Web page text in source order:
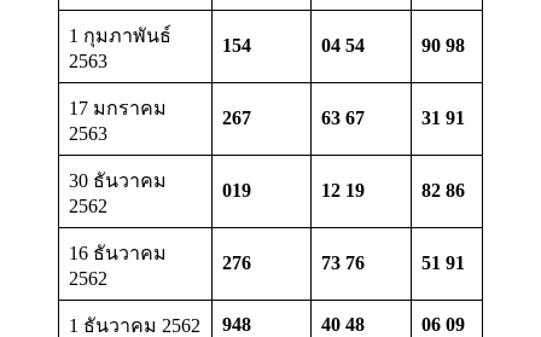
1 กุมภาพันธ์
2563
154 04 54 90 98
17 มกราคม
2563
267 63 67 31 91
30 ธันวาคม
2562
019 12 19 82 86
16 ธันวาคม
2562
276 73 76 51 91
1 ธันวาคม 2562 948 40 48 06 09